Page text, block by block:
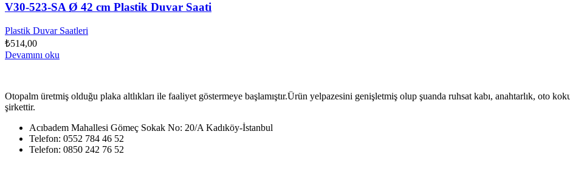
V30-523-SA Ø 42 cm Plastik Duvar Saati
Plastik Duvar Saatleri
₺514,00
Devamını oku
Otopalm üretmiş olduğu plaka altlıkları ile faaliyet göstermeye başlamıştır.Ürün yelpazesini genişletmiş olup şuanda ruhsat kabı, anahtarlık, oto
şirkettir.
Acıbadem Mahallesi Gömeç Sokak No: 20/A Kadıköy-İstanbul
Telefon: 0552 784 46 52
Telefon: 0850 242 76 52